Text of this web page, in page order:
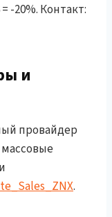
-20%. Контакт:
и
провайдер
массовые
.